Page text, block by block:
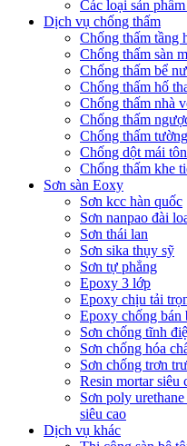
Các loại sản
Dịch vụ chống thấm
Chống thấm tầng
Chống thấm sàn
Chống thấm bể
Chống thấm hố
Chống thấm nhà
Chống thấm
Chống thấm
Chống dột mái tôn
Chống thấm khe
Sơn sàn Eoxy
Sơn kcc hàn quốc
Sơn nanpao đài
Sơn thái lan
Sơn sika thụy sỹ
Sơn tự phẳng
Epoxy 3 lớp
Epoxy chịu tải
Epoxy chống bán
Sơn chống tĩnh
Sơn chống hóa
Sơn chống trơn
Resin mortar siêu
Sơn poly
siêu cao
Dịch vụ khác